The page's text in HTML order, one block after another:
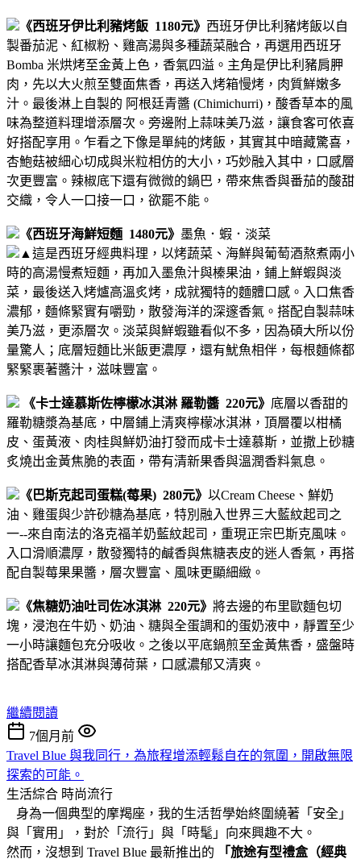
《西班牙伊比利豬烤飯 1180元》 西班牙伊比利豬烤飯以自
製番茄泥、紅椒粉、雞高湯與多種蔬菜融合，再選用西班牙
Bomba 米烘烤至金黃上色，香氣四溢。主角是伊比利豬肩胛
肉，先以大火煎至雙面焦香，再送入烤箱慢烤，肉質鮮嫩多
汁。最後淋上自製的 阿根廷青醬 (Chimichurri)，酸香草本的風
味為整道料理增添層次。 旁邊附上蒜味美乃滋，讓食客可依喜
好搭配享用。乍看之下像是單純的烤飯，其實其中暗藏驚喜，
杏鮑菇被細心切成與米粒相仿的大小，巧妙融入其中，口感層
次更豐富。辣椒底下還有微微的鍋巴，帶來焦香與番茄的酸甜
交織，令人一口接一口，欲罷不能。
《西班牙海鮮短麵 1480元》 墨魚．蝦．淡菜
▲ 這是西班牙經典料理，以烤蔬菜、海鮮與葡萄酒熬煮兩小
時的高湯慢煮短麵，再加入墨魚汁與榛果油，鋪上鮮蝦與淡
菜，最後送入烤爐高溫炙烤，成就獨特的麵體口感。 入口焦香
濃郁，麵條緊實有嚼勁，散發海洋的深邃香氣。搭配自製蒜味
美乃滋，更添層次。淡菜與鮮蝦雖看似不多，因為碩大所以份
量驚人；底層短麵比米飯更濃厚，還有魷魚相伴，每根麵條都
緊緊裹著醬汁，滋味豐富。
《卡士達慕斯佐檸檬冰淇淋 羅勒醬 220元》 底層以香甜的
羅勒糖漿為基底，中層鋪上清爽檸檬冰淇淋，頂層覆以柑橘
皮、蛋黃液、肉桂與鮮奶油打發而成卡士達慕斯，並撒上砂糖
炙燒出金黃焦脆的表面，帶有清新果香與溫潤香料氣息。
《巴斯克起司蛋糕(莓果) 280元》 以Cream Cheese、鮮奶
油、雞蛋與少許砂糖為基底，特別融入世界三大藍紋起司之
一--來自南法的洛克福羊奶藍紋起司，重現正宗巴斯克風味。
入口滑順濃厚，散發獨特的鹹香與焦糖表皮的迷人香氣，再搭
配自製莓果果醬，層次豐富、風味更顯細緻。
《焦糖奶油吐司佐冰淇淋 220元》 將去邊的布里歐麵包切
塊，浸泡在牛奶、奶油、糖與全蛋調和的蛋奶液中，靜置至少
一小時讓麵包充分吸收。之後以平底鍋煎至金黃焦香，盛盤時
搭配香草冰淇淋與薄荷葉，口感濃郁又清爽。
繼續閱讀
7個月前
Travel Blue 與我同行，為旅程增添輕鬆自在的氛圍，開啟無限
探索的可能。
生活綜合 時尚流行
身為一個典型的摩羯座，我的生活哲學始終圍繞著「安全」
與「實用」，對於「流行」與「時髦」向來興趣不大。
然而，沒想到 Travel Blue 最新推出的
「旅途有型禮盒（經典